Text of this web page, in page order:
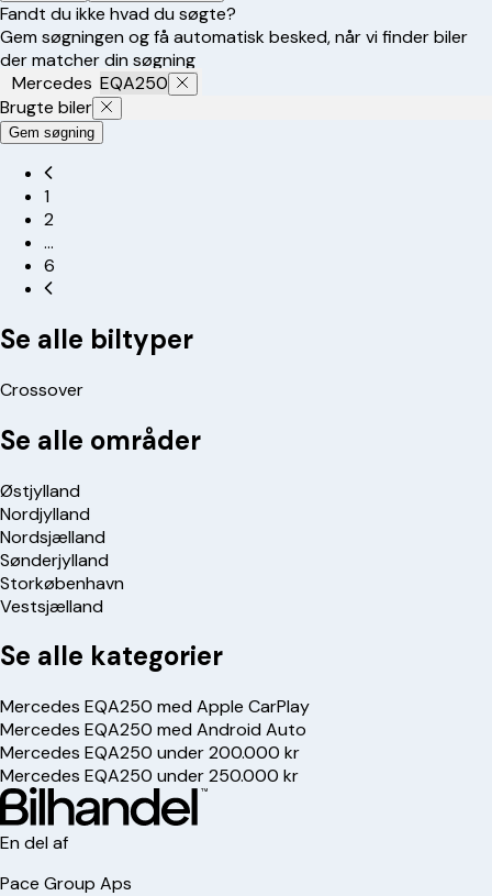
Fandt du ikke hvad du søgte?
Gem søgningen og få automatisk besked, når vi finder biler
der matcher din søgning
Mercedes EQA250
Brugte biler
Gem søgning
1
2
…
6
Se alle biltyper
Crossover
Se alle områder
Østjylland
Nordjylland
Nordsjælland
Sønderjylland
Storkøbenhavn
Vestsjælland
Se alle kategorier
Mercedes EQA250 med Apple CarPlay
Mercedes EQA250 med Android Auto
Mercedes EQA250 under 200.000 kr
Mercedes EQA250 under 250.000 kr
En del af
Pace Group Aps